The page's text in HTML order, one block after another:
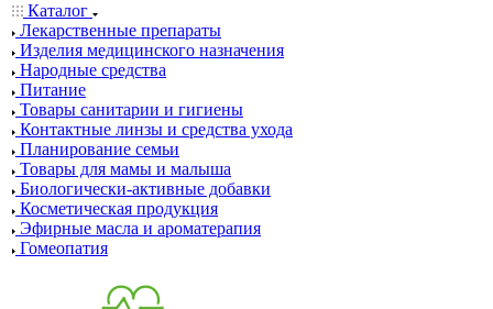
Каталог
Лекарственные препараты
Изделия медицинского назначения
Народные средства
Питание
Товары санитарии и гигиены
Контактные линзы и средства ухода
Планирование семьи
Товары для мамы и малыша
Биологически-активные добавки
Косметическая продукция
Эфирные масла и ароматерапия
Гомеопатия